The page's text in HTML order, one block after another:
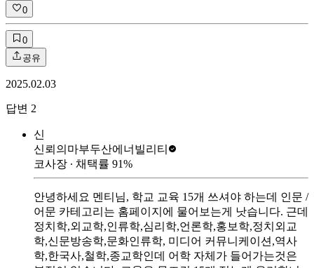
0
0
공유
2025.02.03
답변 2
신
신뢰의마부두산에너빌리티
코사장 ∙ 채택률 91%
안녕하세요 멘티님, 학교 교육 15개 쓰셔야 하는데 인문 /
어문 카테고리는 홈페이지에 물어보는게 낫습니다. 근데
정치학,외교학,인류학,심리학,언론학,홍보학,정치외교
학,신문방송학,문화인류학, 미디어 커뮤니케이션,역사
학,한국사,철학,종교학인데 어학 자체가 들어가는것은